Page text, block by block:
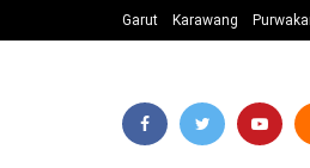
Garut Karawang